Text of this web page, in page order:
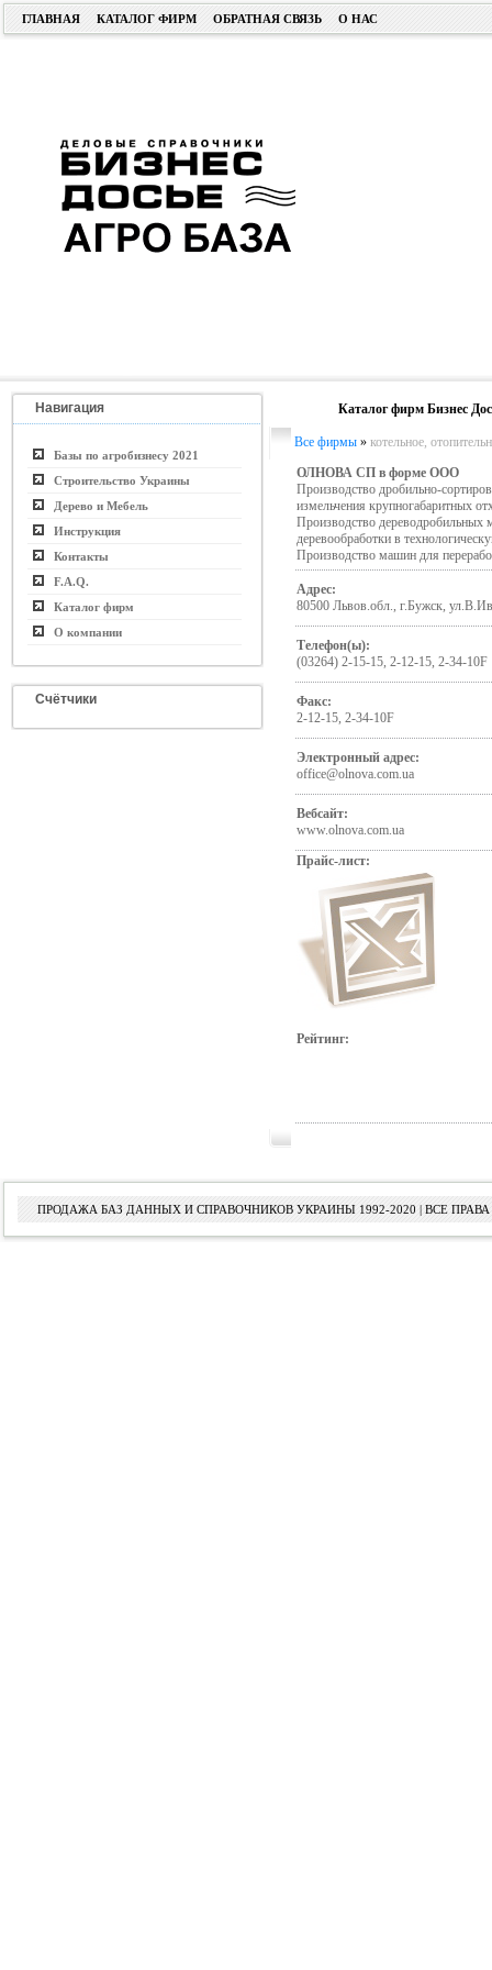
ГЛАВНАЯ КАТАЛОГ ФИРМ ОБРАТНАЯ СВЯЗЬ О НАС
Навигация
Базы по агробизнесу 2021
Строительство Украины
Дерево и Мебель
Инструкция
Контакты
F.A.Q.
Каталог фирм
О компании
Счётчики
Каталог фирм Бизнес
Все фирмы » котельное,
ОЛНОВА СП в форме ООО
Производство дробильно-
измельчения крупногабаритных
Производство дереводробильных
деревообработки в
Производство машин для
Адрес:
80500 Львов.обл., г.Бужск,
Телефон(ы):
(03264) 2-15-15, 2-12-15, 2-34-10F
Факс:
2-12-15, 2-34-10F
Электронный адрес:
office@olnova.com.ua
Вебсайт:
www.olnova.com.ua
Прайс-лист:
Рейтинг:
ПРОДАЖА БАЗ ДАННЫХ И СПРАВОЧНИКОВ УКРАИНЫ 1992-2020 | ВСЕ